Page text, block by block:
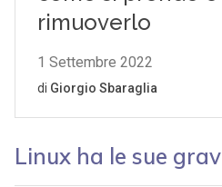
Linux ha le sue